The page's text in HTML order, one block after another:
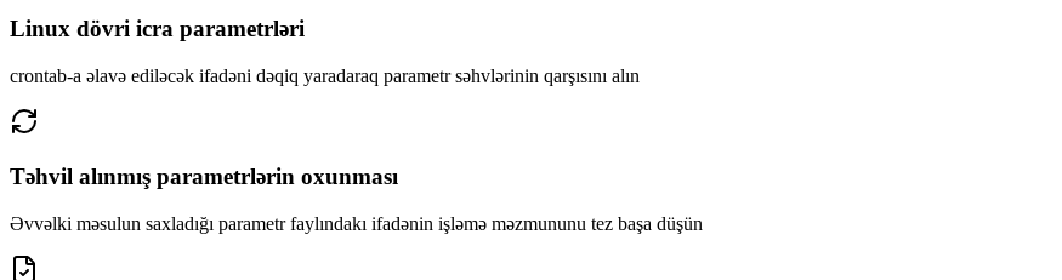
Linux dövri icra parametrləri
crontab-a əlavə ediləcək ifadəni dəqiq yaradaraq parametr səhvlərinin qarşısını alın
Təhvil alınmış parametrlərin oxunması
Əvvəlki məsulun saxladığı parametr faylındakı ifadənin işləmə məzmununu tez başa düşün